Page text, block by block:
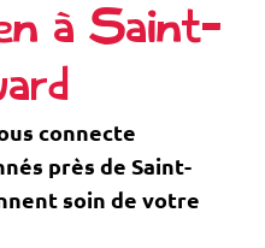
à Saint-
connecte
près de Saint-
soin de votre